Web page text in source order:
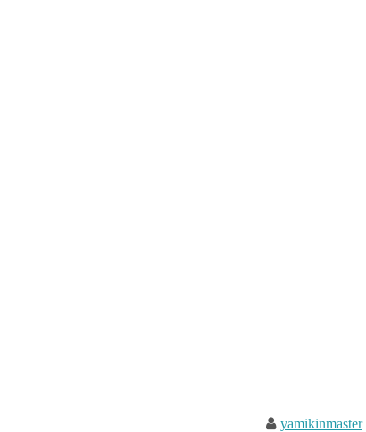
yamikinmaster